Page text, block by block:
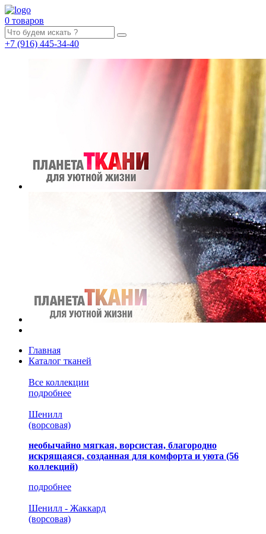
0 товаров
+7 (916) 445-34-40
Главная
Каталог тканей
Все коллекции
подробнее
Шенилл
(ворсовая)
необычайно мягкая, ворсистая, благородно
искрящаяся, созданная для комфорта и уюта (56
коллекций)
подробнее
Шенилл - Жаккард
(ворсовая)